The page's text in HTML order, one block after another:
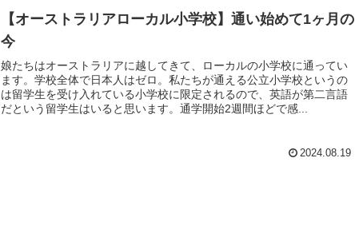
【オーストラリアローカル小学校】通い始めて1ヶ月の
今
娘たちはオーストラリアに越してきて、ローカルの小学校に通ってい
ます。学校全体で日本人はゼロ。私たちが通える公立小学校というの
は留学生を受け入れている小学校に限定されるので、英語が第二言語
だという留学生はいると思います。通学開始2週間ほどで感...
2024.08.19